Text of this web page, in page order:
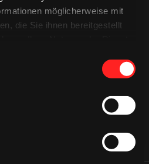
möglicherweise mit
die Sie ihnen bereitgestellt